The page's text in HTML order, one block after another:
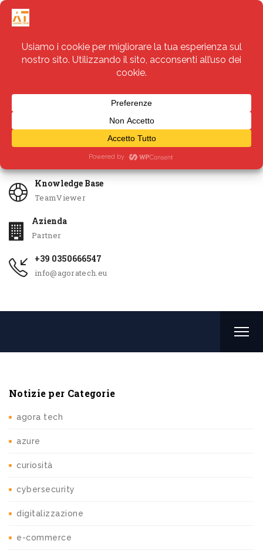
Servizi
Knowledge Base
TeamViewer
Azienda
Partner
+39 0350666547
info@agoratech.eu
Notizie per Categorie
agora tech
azure
curiosità
cybersecurity
digitalizzazione
e-commerce